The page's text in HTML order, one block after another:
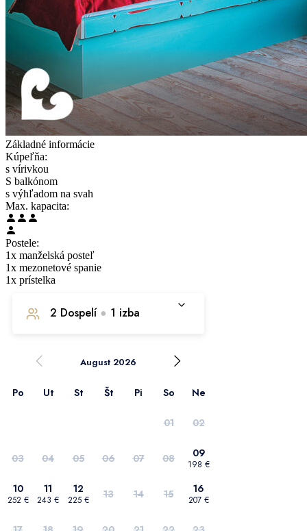
Základné informácie
Kúpeľňa:
s vírivkou
S balkónom
s výhľadom na svah
Max. kapacita:
Postele:
1x manželská posteľ
1x mezonetové spanie
1x prístelka